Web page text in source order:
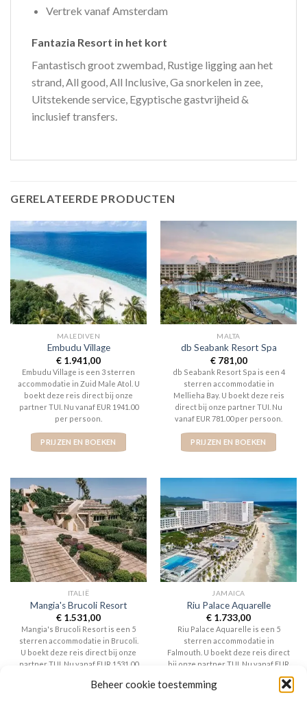
Beheer cookie toestemming
Vertrek vanaf Amsterdam
Fantazia Resort in het kort
Fantastisch groot zwembad, Rustige ligging aan het
strand, All good, All Inclusive, Ga snorkelen in zee,
Uitstekende service, Egyptische gastvrijheid &
inclusief transfers.
GERELATEERDE PRODUCTEN
MALEDIVEN
Embudu Village
€ 1.941,00
Embudu Village is een 3 sterren
accommodatie in Zuid Male Atol. U
boekt deze reis direct bij onze
partner TUI. Nu vanaf EUR 1941.00
per persoon.
PRIJZEN EN BOEKEN
MALTA
db Seabank Resort Spa
€781,00
db Seabank Resort Spa is een 4
sterren accommodatie in
Mellieha Bay. U boekt deze reis
direct bij onze partner TUI. Nu
vanaf EUR 781.00 per persoon.
PRIJZEN EN BOEKEN
ITALIË
Mangia's Brucoli Resort
€ 1.531,00
Mangia's Brucoli Resort is een 5
sterren accommodatie in Brucoli.
U boekt deze reis direct bij onze
partner TUI. Nu vanaf EUR 1531.00
JAMAICA
Riu Palace Aquarelle
€ 1.733,00
Riu Palace Aquarelle is een 5
sterren accommodatie in
Falmouth. U boekt deze reis direct
bij onze partner TUI. Nu vanaf EUR